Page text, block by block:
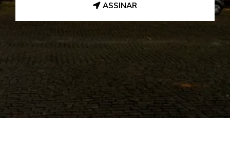
ASSINAR